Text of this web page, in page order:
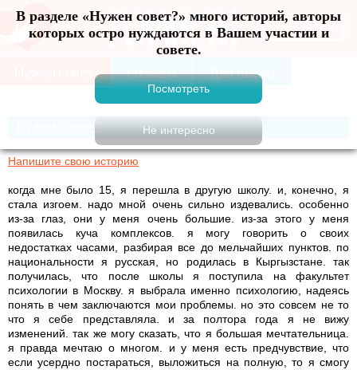
В разделе «Нужен совет?» много историй, авторы
которых остро нуждаются в Вашем участии и
совете.
Меню
Нужен совет?
Напишите свою историю
когда мне было 15, я перешла в другую школу. и, конечно, я
стала изгоем. надо мной очень сильно издевались. особенно
из-за глаз, они у меня очень большие. из-за этого у меня
появилась куча комплексов. я могу говорить о своих
недостатках часами, разбирая все до мельчайших пунктов. по
национальности я русская, но родилась в Кыргызстане. так
получилась, что после школы я поступила на факультет
психологии в Москву. я выбрала именно психологию, надеясь
понять в чем заключаются мои проблемы. но это совсем не то
что я себе представляла. и за полтора года я не вижу
изменений. так же могу сказать, что я большая мечтательница.
я правда мечтаю о многом. и у меня есть предчувствие, что
если усердно постараться, выложиться на полную, то я смогу